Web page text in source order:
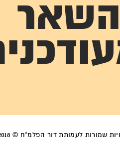
שמורות לעמותת דור הפלמ"ח © 2018